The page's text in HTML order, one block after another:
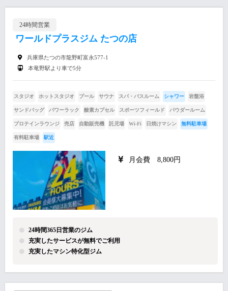
24時間営業
ワールドプラスジム たつの店
兵庫県たつの市龍野町富永577-1
本竜野駅より車で5分
スタジオ ホットスタジオ プール サウナ スパ・バスルーム シャワー 岩盤浴
サンドバッグ パワーラック 酸素カプセル スポーツフィールド パウダールーム
プロテインラウンジ 売店 自動販売機 託児場 Wi-Fi 日焼けマシン 無料駐車場
有料駐車場 駅近
月会費 8,800円
24時間365日営業のジム
充実したサービスが無料でご利用
充実したマシン特化型ジム